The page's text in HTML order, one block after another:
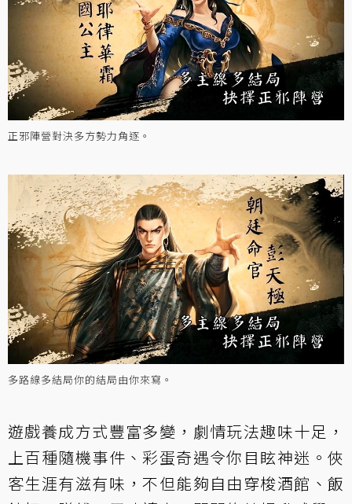
正邪陣營對決多方勢力角逐。
多路線多結局你的結局由你來寫。
遊戲養成方式豐富多變，劇情玩法趣味十足，
上百種隨機事件、彩蛋奇遇令你目眩神迷。俠
客生涯有滋有味，不但能夠自由穿梭酒館、飯